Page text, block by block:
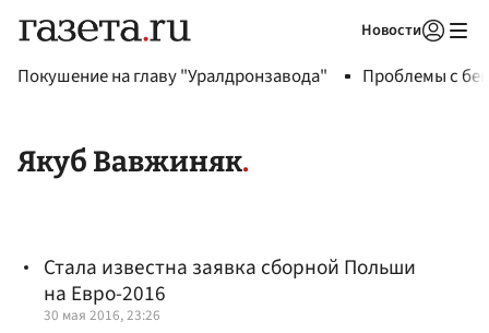
Новости
Покушение на главу "Уралдронзавода" Проблемы с
Якуб Вавжиняк
Стала известна заявка сборной Польши
на Евро-2016
30 мая 2016, 23:26